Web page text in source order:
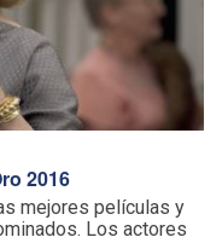
2016
mejores películas y
Los actores